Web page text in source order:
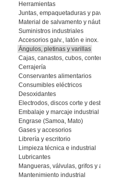
Herramientas
Juntas, empaquetaduras y pavimento
Material de salvamento y náutica
Suministros industriales
Accesorios galv., latón e inox.
Ángulos, pletinas y varillas
Cajas, canastos, cubos, contenedores
Cerrajería
Conservantes alimentarios
Consumibles eléctricos
Desoxidantes
Electrodos, discos corte y desbaste, muelas
Embalaje y marcaje industrial
Engrase (Samoa, Mato)
Gases y accesorios
Librería y escritorio
Limpieza técnica e industrial
Lubricantes
Mangueras, válvulas, grifos y accesorios
Mantenimiento industrial